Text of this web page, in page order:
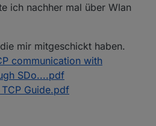
ich nachher mal über Wlan
mir mitgeschickt haben.
communication with
SDo....pdf
Guide.pdf